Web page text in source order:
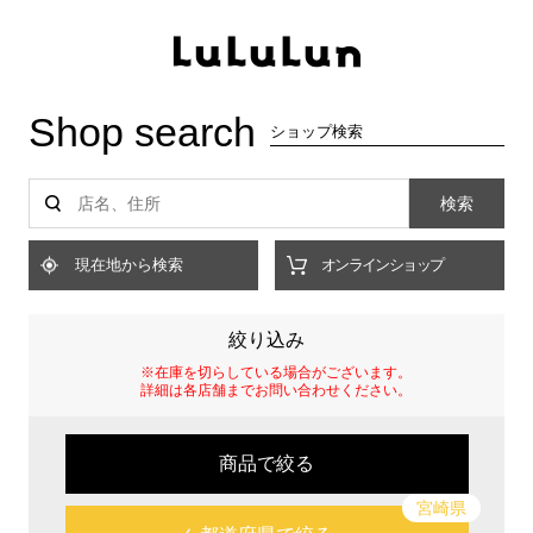
Shop search ショップ検索
検索
現在地から検索 オンラインショップ
絞り込み
※在庫を切らしている場合がございます。
詳細は各店舗までお問い合わせください。
商品で絞る
宮崎県